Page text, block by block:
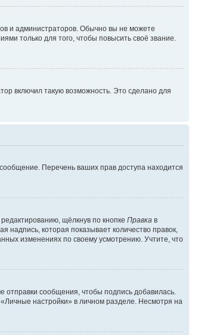
и администраторов. Обычно вы не можете
только для того, чтобы повысить своё звание.
включил такую возможность. Это сделано для
Перечень ваших прав доступа находится
щёлкнув по кнопке Правка в
которая показывает количество правок,
изменениях по своему усмотрению. Учтите, что
отправки сообщения, чтобы подпись добавилась.
настройки» в личном разделе. Несмотря на